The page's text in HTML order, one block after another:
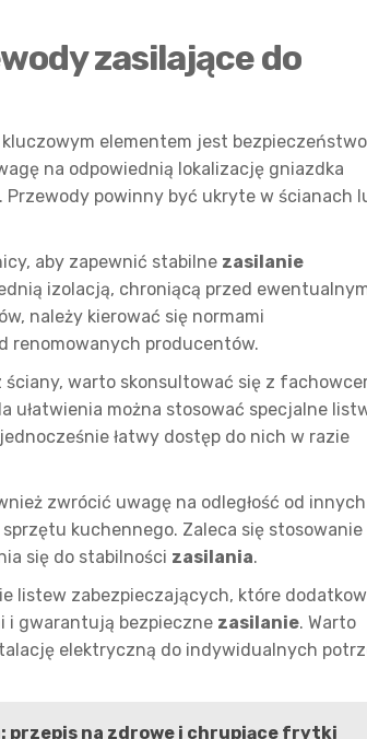
zasilające do
kluczowym elementem jest
na odpowiednią lokalizację gniazdka
powinny być ukryte w ścianach
aby zapewnić stabilne zasilanie
izolacją, chroniącą przed
należy kierować się normami
renomowanych producentów.
warto skonsultować się z
ułatwienia można stosować specjalne
łatwy dostęp do nich w razie
zwrócić uwagę na odległość od innych
kuchennego. Zaleca się stosowanie
się do stabilności zasilania.
listew zabezpieczających, które
i gwarantują bezpieczne zasilanie. Warto
elektryczną do indywidualnych
przepis na zdrowe i chrupiące frytki